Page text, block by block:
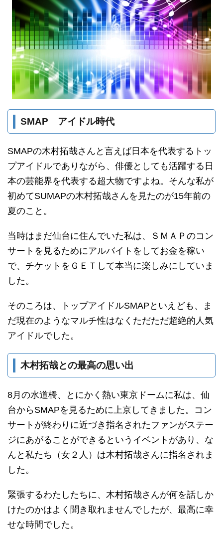
SMAP アイドル時代
SMAPの木村拓哉さんと言えば日本を代表するトッ
プアイドルでありながら、俳優としても活躍する日
本の芸能界を代表する超大物ですよね。そんな私が
初めてSUMAPの木村拓哉さんを見たのが15年前の
夏のこと。
当時はまだ仙台に住んでいた私は、ＳＭＡＰのコン
サートを見るためにアルバイトをしてお金を稼い
で、チケットをＧＥＴして本当に楽しみにしていま
した。
そのころは、トップアイドルSMAPといえども、ま
だ現在のようなマルチ性はなくただただ超絶的人気
アイドルでした。
木村拓哉との最高の思い出
8月の水道橋、とにかく熱い東京ドームに私は、仙
台からSMAPを見るために上京してきました。コン
サートが終わりに近づき指名されたファンがステー
ジにあがることができるというイベントがあり、な
んと私たち（女２人）は木村拓哉さんに指名されま
した。
緊張するわたしたちに、木村拓哉さんが何を話しか
けたのかはよく聞き取れませんでしたが、最高に幸
せな時間でした。